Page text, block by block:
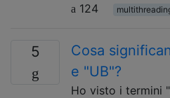
124
5
Cosa
e "UB"?
Ho visto i termini